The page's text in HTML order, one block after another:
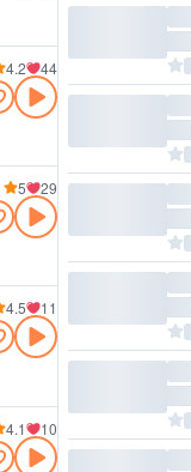
4.2 44
5 29
4.5 11
4.1 10